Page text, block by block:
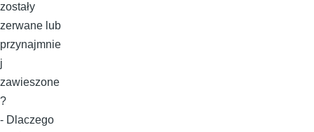
zostały
zerwane lub
przynajmnie
j
zawieszone
?
- Dlaczego